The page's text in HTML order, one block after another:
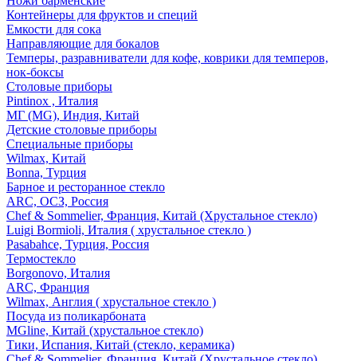
Контейнеры для фруктов и специй
Емкости для сока
Направляющие для бокалов
Темперы, разравниватели для кофе, коврики для темперов,
нок-боксы
Столовые приборы
Pintinox , Италия
МГ (MG), Индия, Китай
Детские столовые приборы
Специальные приборы
Wilmax, Китай
Bonna, Турция
Барное и ресторанное стекло
ARC, ОСЗ, Россия
Chef & Sommelier, Франция, Китай (Хрустальное стекло)
Luigi Bormioli, Италия ( хрустальное стекло )
Pasabahce, Турция, Россия
Термостекло
Borgonovo, Италия
ARC, Франция
Wilmax, Англия ( хрустальное стекло )
Посуда из поликарбоната
MGline, Китай (хрустальное стекло)
Тики, Испания, Китай (стекло, керамика)